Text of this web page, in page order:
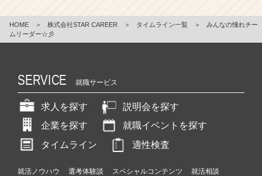
HOME ＞ 株式会社STAR CAREER ＞ タイムライン一覧 ＞
みんなの憧れチー
ムリーダー☆彡
SERVICE 就職サービス
求人を探す
説明会を探す
企業を探す
就職イベントを探す
タイムライン
適性検査
就活ノウハウ 選考体験談 スペシャルコンテンツ
就活相談